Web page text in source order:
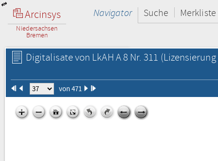
Arcinsys
Niedersachsen
Bremen
Navigator Suche Merkliste
Digitalisate von LkAH A 8 Nr. 311
von 471